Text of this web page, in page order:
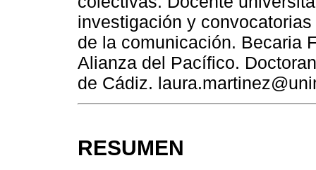
investigación y
de la comunicación. Becaria
Alianza del Pacífico.
de Cádiz.
RESUMEN